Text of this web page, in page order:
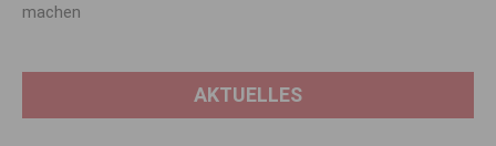
machen
AKTUELLES